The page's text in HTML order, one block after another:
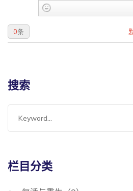
0条
搜索
栏目分类